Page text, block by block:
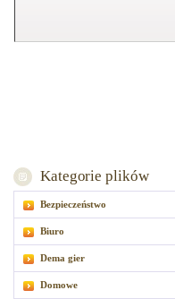
Kategorie plików
Bezpieczeństwo
Biuro
Dema gier
Domowe